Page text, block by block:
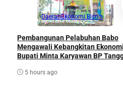
DaerahEkonomi Bisnis
Pembangunan Pelabuhan Babo
Mengawali Kebangkitan
Bupati Minta Karyawan BP
5 hours ago